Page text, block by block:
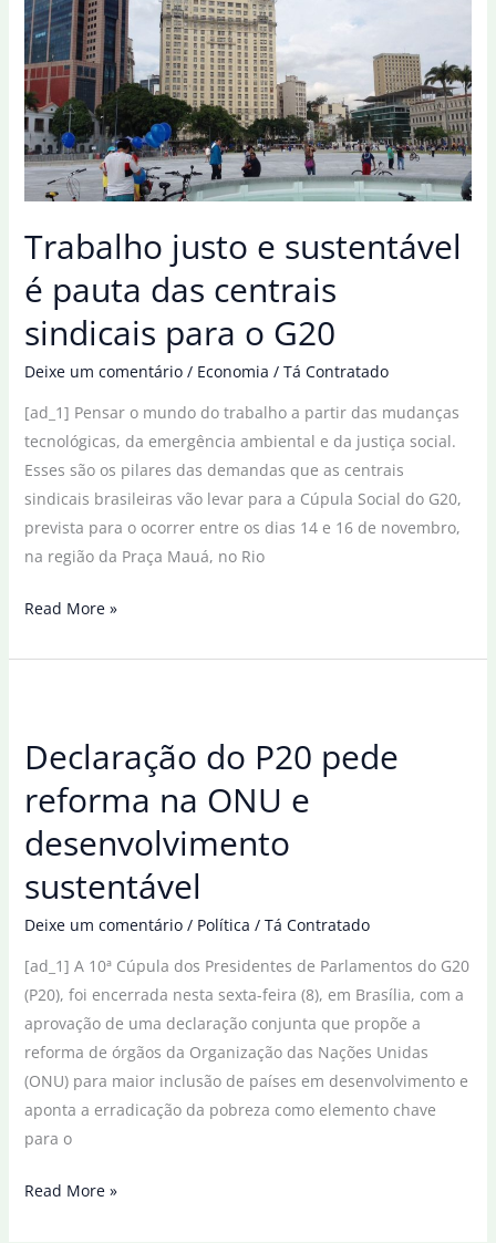
eleito
o
mais
sustentável
do
mundo
pela
vez
Trabalho justo e sustentável
é pauta das centrais
sindicais para o G20
Deixe um comentário / Economia / Tá Contratado
[ad_1] Pensar o mundo do trabalho a partir das mudanças
tecnológicas, da emergência ambiental e da justiça social.
Esses são os pilares das demandas que as centrais
sindicais brasileiras vão levar para a Cúpula Social do G20,
prevista para o ocorrer entre os dias 14 e 16 de novembro,
na região da Praça Mauá, no Rio
Trabalho
e
pauta
centrais
sindicais
o
G20
Read More »
Declaração do P20 pede
reforma na ONU e
desenvolvimento
sustentável
Deixe um comentário / Política / Tá Contratado
[ad_1] A 10ª Cúpula dos Presidentes de Parlamentos do G20
(P20), foi encerrada nesta sexta-feira (8), em Brasília, com a
aprovação de uma declaração conjunta que propõe a
reforma de órgãos da Organização das Nações Unidas
(ONU) para maior inclusão de países em desenvolvimento e
aponta a erradicação da pobreza como elemento chave
para o
Declaração
Read More »